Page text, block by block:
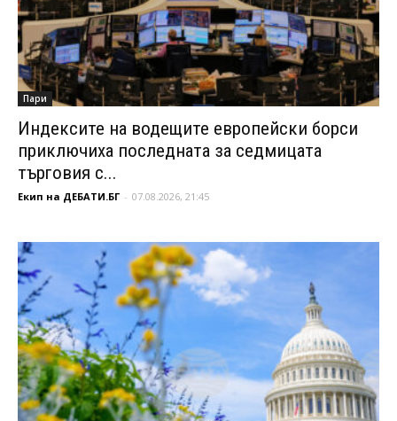
Пари
Индексите на водещите европейски борси
приключиха последната за седмицата
търговия с...
Екип на ДЕБАТИ.БГ - 07.08.2026, 21:45